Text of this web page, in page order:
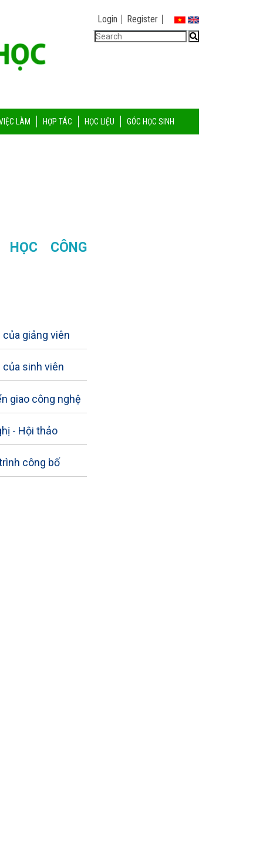
Login Register
LÀM HỢP TÁC HỌC LIỆU GÓC HỌC SINH
HỌC CÔNG
của giảng viên
của sinh viên
giao công nghệ
- Hội thảo
công bố